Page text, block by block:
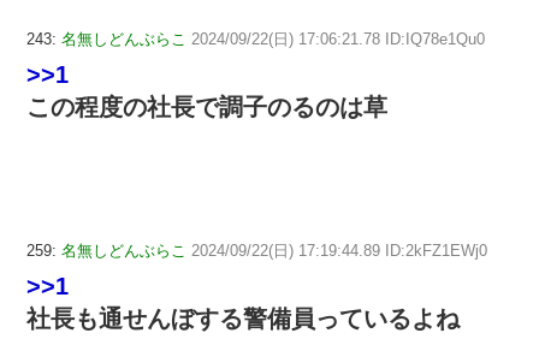
243: 名無しどんぶらこ 2024/09/22(日) 17:06:21.78 ID:IQ78e1Qu0
>>1
この程度の社長で調子のるのは草
259: 名無しどんぶらこ 2024/09/22(日) 17:19:44.89 ID:2kFZ1EWj0
>>1
社長も通せんぼする警備員っているよね